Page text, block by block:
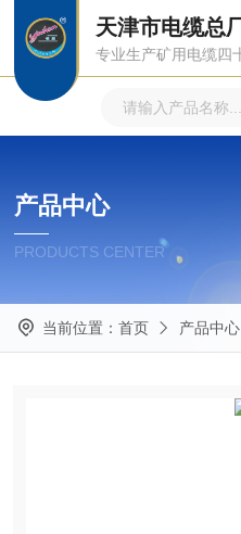
天津市电缆总
专业生产矿用电缆四
产品中心
PRODUCTS CENTER
当前位置： 首页 产品中心